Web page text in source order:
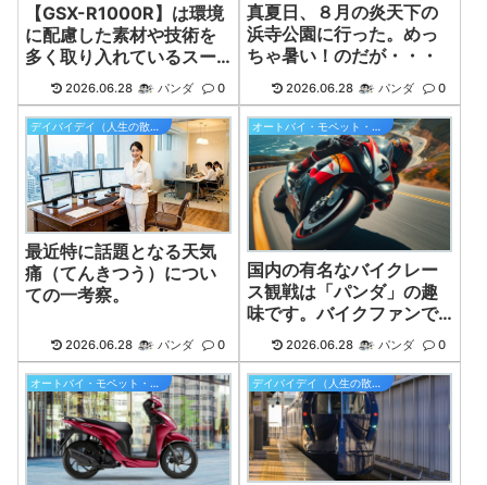
【GSX-R1000R】は環境
に配慮した素材や技術を
多く取り入れているスー
パースポーツバイク！
2026.06.28 パンダ 0
真夏日、８月の炎天下の
浜寺公園に行った。めっ
ちゃ暑い！のだが・・・
2026.06.28 パンダ 0
デイバイデイ（人生の散歩道）
最近特に話題となる天気
痛（てんきつう）につい
ての一考察。
2026.06.28 パンダ 0
オートバイ・モペット・原付バイク
国内の有名なバイクレー
ス観戦は「パンダ」の趣
味です。バイクファンで
す。 2026.06.28 パンダ 0
オートバイ・モペット・原付バイク デイバイデイ（人生の散歩道）